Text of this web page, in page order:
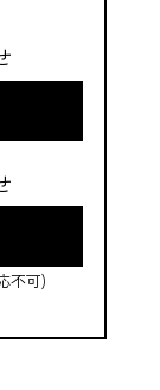
不可)